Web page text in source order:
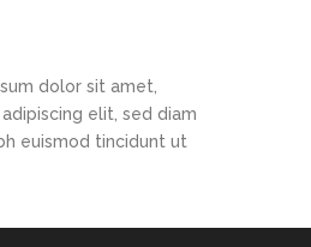
dolor sit amet,
elit, sed diam
euismod tincidunt ut